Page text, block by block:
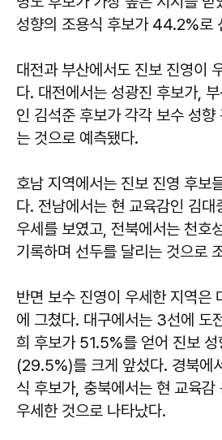
성향의 조용식 후보가 44.2%로
대전과 부산에서도 진보 진영이
다. 대전에서는 성광진 후보가,
인 김석준 후보가 각각 보수 성향
는 것으로 예측됐다.
호남 지역에서는 진보 진영 후보
다. 전남에서는 현 교육감인 김
우세를 보였고, 전북에서는 천호
기록하며 선두를 달리는 것으로
반면 보수 진영이 우세한 지역은
에 그쳤다. 대구에서는 3선에 도
희 후보가 51.5%를 얻어 진보 성
(29.5%)를 크게 앞섰다. 경북에
식 후보가, 충북에서는 현 교육감
우세한 것으로 나타났다.